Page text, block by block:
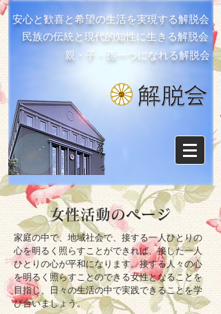
安心と歓喜と希望の生活を実現する解脱会
民族の伝統と現代的知性に生きる解脱会
親・子・孫一つになれる解脱会
女性活動のページ
家庭の中で、地域社会で、接する一人ひとりの
心を明るく照らすことができれば、接した一人
ひとりの心が平和になります。接する人々の心
を明るく照らすことのできる女性となることを
目指し、日々の生活の中で実践できることを学
び合いましょう。